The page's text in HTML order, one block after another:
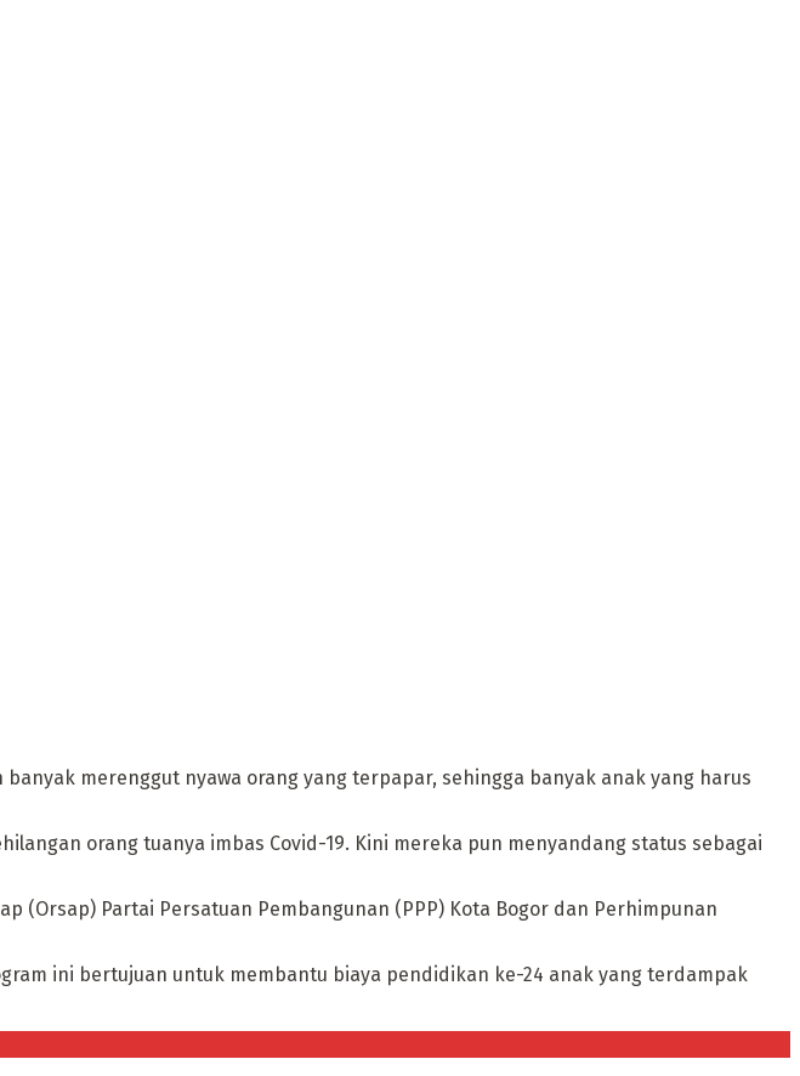
merenggut nyawa orang yang terpapar, sehingga banyak anak yang harus
orang tuanya imbas Covid-19. Kini mereka pun menyandang status sebagai
(Orsap) Partai Persatuan Pembangunan (PPP) Kota Bogor dan Perhimpunan
ini bertujuan untuk membantu biaya pendidikan ke-24 anak yang terdampak